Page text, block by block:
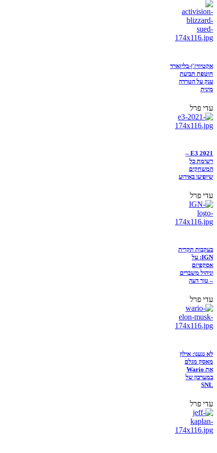
אקטיוויז'ן-בליזארד
חוטפת תביעת
ענק על הטרדה
מינית
עדי פרל
E3 2021 –
רשימת כל
המשחקים
שיופיעו באירוע
עדי פרל
בעקבות תקרית
IGN: על
אסקפיזם
וניהול משברים
– טור דעה
עדי פרל
לא נגענו: אילון
מאסק מגלם
את Wario
במערכון של
SNL
עדי פרל